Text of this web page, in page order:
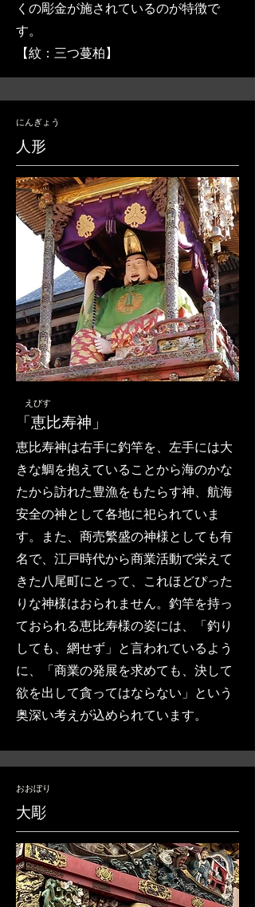
くの彫金が施されているのが特徴で
す。
​【紋：三つ蔓柏】
にんぎょう
人形
​ えびす
「恵比寿神」
​恵比寿神は右手に釣竿を、左手には大
きな鯛を抱えていることから海のかな
たから訪れた豊漁をもたらす神、航海
安全の神として各地に祀られていま
す。また、商売繁盛の神様としても有
名で、江戸時代から商業活動で栄えて
きた八尾町にとって、これほどぴった
りな神様はおられません。釣竿を持っ
ておられる恵比寿様の姿には、「釣り
しても、網せず」と言われているよう
に、「商業の発展を求めても、決して
欲を出して貪ってはならない」という
奥深い考えが込められています。
おおぼり
大彫